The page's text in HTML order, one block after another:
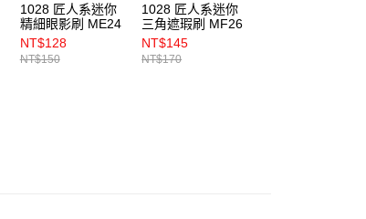
1028 匠人系迷你
精細眼影刷 ME24
NT$128
NT$150
1028 匠人系迷你
三角遮瑕刷 MF26
NT$145
NT$170